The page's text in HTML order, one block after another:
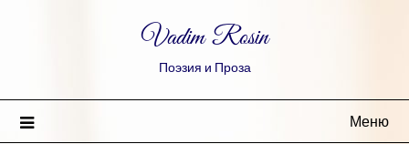
Vadim Rosin
Поэзия и Проза
Меню